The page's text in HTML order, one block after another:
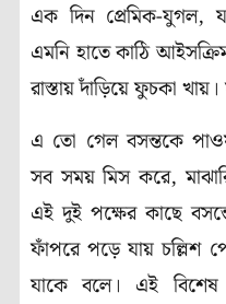
এক দিন প্রেমিক-যুগল,
এমনি হাতে কাঠি
রাস্তায় দাঁড়িয়ে ফুচকা
এ তো গেল বসন্তকে
সব সময় মিস করে,
এই দুই পক্ষের কাছে
ফাঁপরে পড়ে যায় চল্লিশ
যাকে বলে। এই বিশেষ